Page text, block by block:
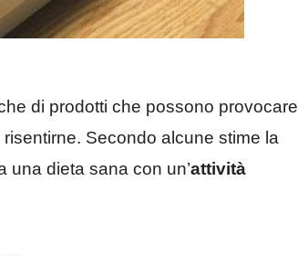
di prodotti che possono provocare
Secondo alcune stime la
una dieta sana con un’attività